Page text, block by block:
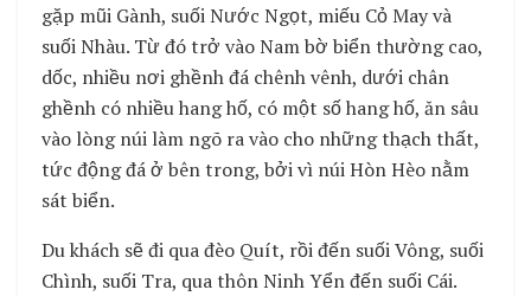
gặp mũi Gành, suối Nước Ngọt, miếu Cỏ May và
suối Nhàu. Từ đó trở vào Nam bờ biển thường cao,
dốc, nhiều nơi ghềnh đá chênh vênh, dưới chân
ghềnh có nhiều hang hố, có một số hang hố, ăn sâu
vào lòng núi làm ngõ ra vào cho những thạch thất,
tức động đá ở bên trong, bởi vì núi Hòn Hèo nằm
sát biển.
Du khách sẽ đi qua đèo Quít, rồi đến suối Vông, suối
Chình, suối Tra, qua thôn Ninh Yển đến suối Cái.